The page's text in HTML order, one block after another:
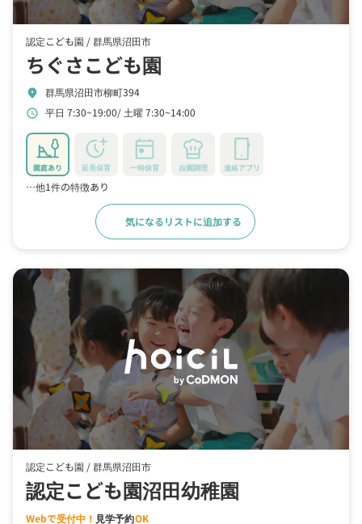
認定こども園 /群馬県沼田市
ちぐさこども園
location_on 群馬県沼田市柳町394
schedule 平日 7:30~19:00 土曜 7:30~14:00
園庭あり 延長保育 一時保育 自園調理 連絡アプリ
…他1件の特徴あり
気になるリストに追加する
認定こども園 /群馬県沼田市
認定こども園沼田幼稚園
Webで受付中！ 見学予約OK